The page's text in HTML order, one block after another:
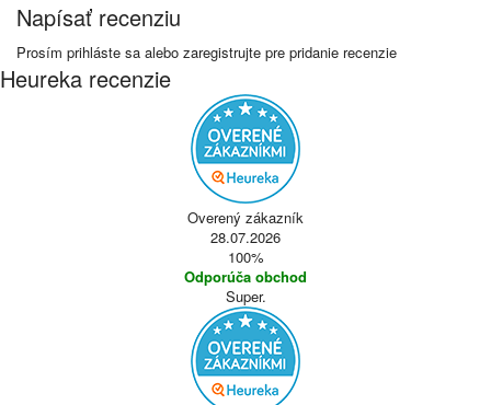
Napísať recenziu
Prosím prihláste sa alebo zaregistrujte pre pridanie recenzie
Heureka recenzie
Overený zákazník
28.07.2026
100%
Odporúča obchod
Super.